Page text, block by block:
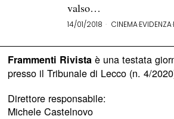
valso…
14/01/2018 CINEMA·EVIDENZA·
Frammenti Rivistaè una testata
presso il Tribunale di Lecco (n. 4/
Direttore responsabile:
Michele Castelnovo